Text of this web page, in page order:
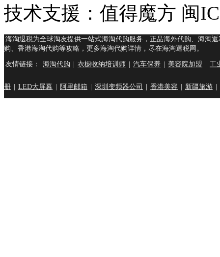
技术支援：值得魔方 闽
海淘退税为全球淘友提供一站式海淘代购服务，正品海外代购、海淘
购、香港海淘代购等攻略，更多海淘代购详情，尽在海淘退税网。
友情链接： 海淘代购 衣橱收纳培训师 汽车保养 美容院加盟 工
册 LED大屏幕 阿里邮箱 深圳变频器公司 香港美容 新疆旅游